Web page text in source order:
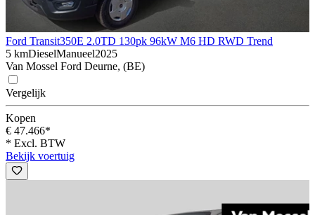
Ford Transit350E 2.0TD 130pk 96kW M6 HD RWD Trend
5 kmDieselManueel2025
Van Mossel Ford Deurne, (BE)
Vergelijk
Kopen
€ 47.466*
* Excl. BTW
Bekijk voertuig